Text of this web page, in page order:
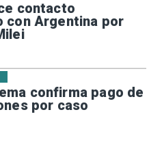
contacto
con Argentina por
confirma pago de
por caso